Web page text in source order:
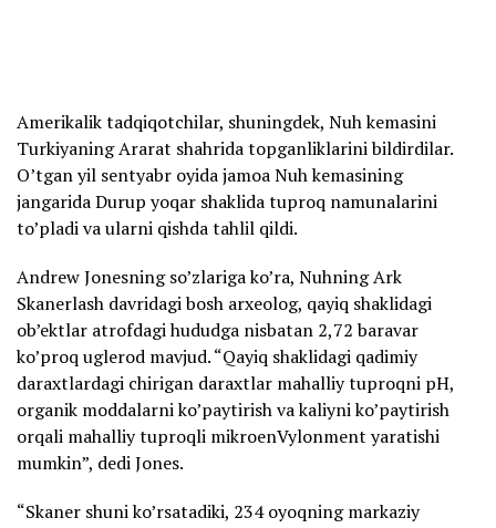
Amerikalik tadqiqotchilar, shuningdek, Nuh kemasini
Turkiyaning Ararat shahrida topganliklarini bildirdilar.
O’tgan yil sentyabr oyida jamoa Nuh kemasining
jangarida Durup yoqar shaklida tuproq namunalarini
to’pladi va ularni qishda tahlil qildi.
Andrew Jonesning so’zlariga ko’ra, Nuhning Ark
Skanerlash davridagi bosh arxeolog, qayiq shaklidagi
ob’ektlar atrofdagi hududga nisbatan 2,72 baravar
ko’proq uglerod mavjud. “Qayiq shaklidagi qadimiy
daraxtlardagi chirigan daraxtlar mahalliy tuproqni pH,
organik moddalarni ko’paytirish va kaliyni ko’paytirish
orqali mahalliy tuproqli mikroenVylonment yaratishi
mumkin”, dedi Jones.
“Skaner shuni ko’rsatadiki, 234 oyoqning markaziy